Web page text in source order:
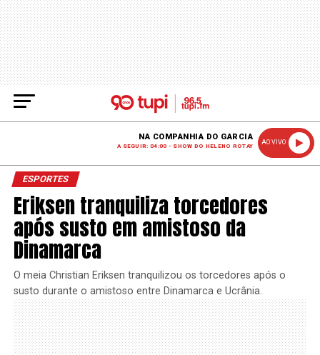
NA COMPANHIA DO GARCIA
A SEGUIR: 04:00 - SHOW DO HELENO ROTAY
AO VIVO
ESPORTES
Eriksen tranquiliza torcedores
após susto em amistoso da
Dinamarca
O meia Christian Eriksen tranquilizou os torcedores após o
susto durante o amistoso entre Dinamarca e Ucrânia.